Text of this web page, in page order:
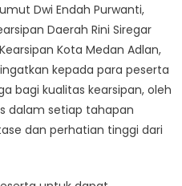
Dwi Endah Purwanti,
Daerah Rini Siregar
Kota Medan Adlan,
kepada para peserta
bagi kualitas kearsipan, oleh
dalam setiap tahapan
dan perhatian tinggi dari